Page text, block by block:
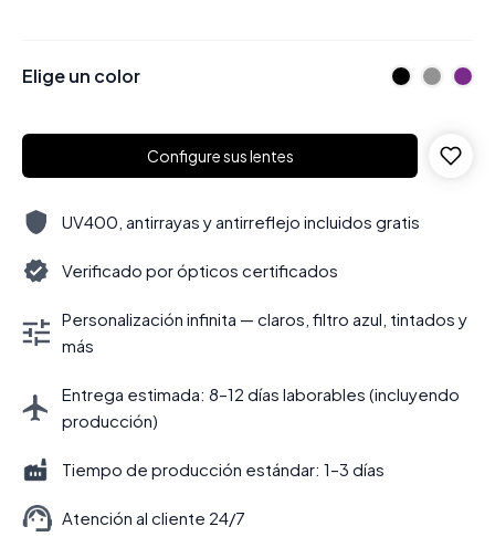
Elige un color
Configure sus lentes
UV400, antirrayas y antirreflejo incluidos gratis
Verificado por ópticos certificados
Personalización infinita — claros, filtro azul, tintados y
más
Entrega estimada: 8–12 días laborables (incluyendo
producción)
Tiempo de producción estándar: 1–3 días
Atención al cliente 24/7